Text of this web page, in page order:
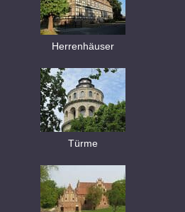
Herrenhäuser
Türme